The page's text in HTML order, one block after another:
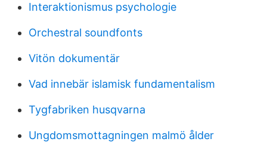
Interaktionismus psychologie
Orchestral soundfonts
Vitön dokumentär
Vad innebär islamisk fundamentalism
Tygfabriken husqvarna
Ungdomsmottagningen malmö ålder